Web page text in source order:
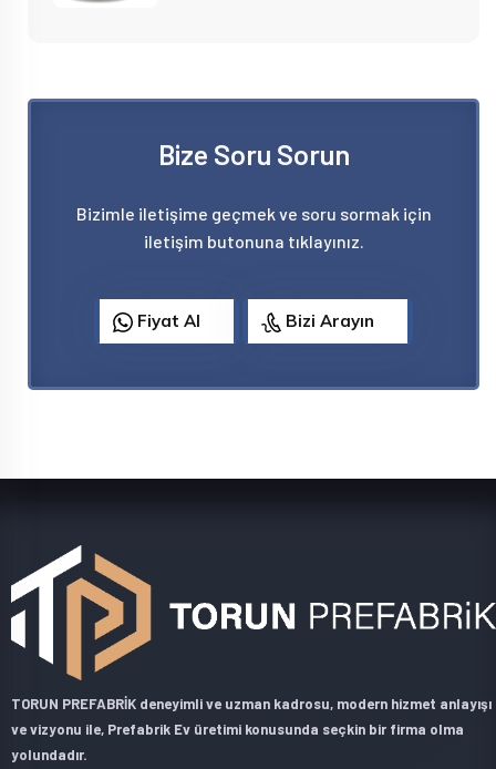
Bize Soru Sorun
Bizimle iletişime geçmek ve soru sormak için
iletişim butonuna tıklayınız.
Fiyat Al Bizi Arayın
TORUN PREFABRİK deneyimli ve uzman kadrosu, modern hizmet anlayışı
ve vizyonu ile, Prefabrik Ev üretimi konusunda seçkin bir firma olma
yolundadır.